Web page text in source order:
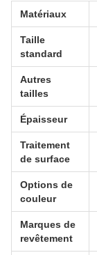
Matériaux
Taille
standard
Autres
tailles
Épaisseur
Traitement
de surface
Options de
couleur
Marques de
revêtement